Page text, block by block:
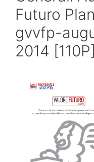
Futuro
gvvfp-
2014 [110P]